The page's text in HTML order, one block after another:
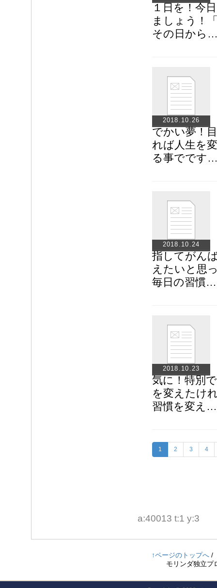
１日を！今
ましょう！
その日から
2018.10.26
でかい夢！
れば人生を
る事でです
2018.10.24
指してがん
えたいと思
毎日の習慣…
2018.10.23
気に！特別
を変えたけ
習慣を変え…
1 2 3 4
a:40013 t:1 y:3
↑ページのトップへ/
モリンダ独立プ